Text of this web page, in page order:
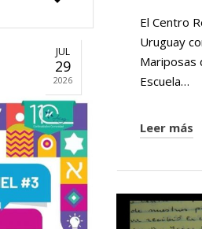
El Centro
Uruguay
Mariposas
Escuela…
Leer más
JUL
29
2026